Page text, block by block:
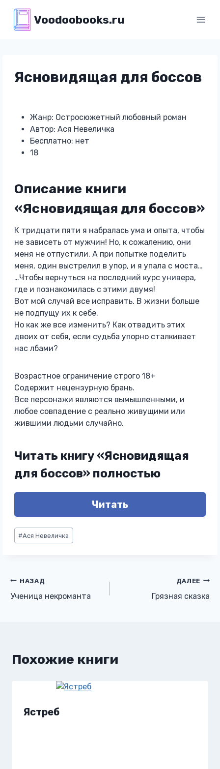
содержимому
Voodoobooks.ru
Ясновидящая для боссов
Жанр: Остросюжетный любовный роман
Автор: Ася Невеличка
Бесплатно: нет
18
Описание книги
«Ясновидящая для боссов»
К тридцати пяти я набралась ума и опыта, чтобы
не зависеть от мужчин! Но, к сожалению, они
меня не отпустили. А при попытке поделить
меня, один выстрелил в упор, и я упала с моста…
…Чтобы вернуться на последний курс универа,
где и познакомилась с этими двумя!
Вот мой случай все исправить. В жизни больше
не подпущу их к себе.
Но как же все изменить? Как отвадить этих
двоих от себя, если судьба упорно сталкивает
нас лбами?
Возрастное ограничение строго 18+
Содержит нецензурную брань.
Все персонажи являются вымышленными, и
любое совпадение с реально живущими или
жившими людьми случайно.
Читать книгу «Ясновидящая
для боссов» полностью
Читать
Метки
записи:
#Ася Невеличка
Навигация
по
НАЗАД
Ученица некроманта
ДАЛЕЕ
Грязная сказка
Похожие книги
Ястреб